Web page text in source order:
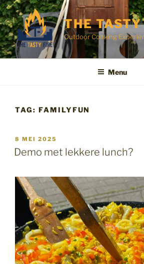
Ga
naar
de
inhoud
THE
Outdoor Cooking
Menu
TAG: FAMILYFUN
GEPLAATST
OP
8 MEI 2025
Demo met lekkere lunch?